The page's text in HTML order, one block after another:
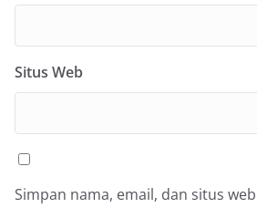
Situs Web
Simpan nama, email, dan situs